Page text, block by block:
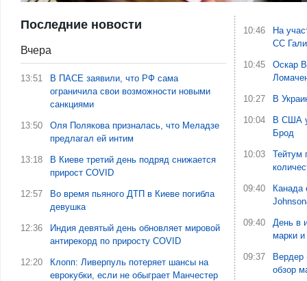
Последние новости
Вчера
13:51
В ПАСЕ заявили, что РФ сама
ограничила свои возможности новыми
санкциями
13:50
Оля Полякова призналась, что Меладзе
предлагал ей интим
13:18
В Киеве третий день подряд снижается
прирост COVID
12:57
Во время пьяного ДТП в Киеве погибла
девушка
12:36
Индия девятый день обновляет мировой
антирекорд по приросту COVID
12:20
Клопп: Ливерпуль потеряет шансы на
еврокубки, если не обыграет Манчестер
10:46
На
СС
10:45
Оскар
10:27 В
10:04
В США
Брод
10:03
Тейтум
09:40
Канада
09:40
День в
марки и
09:37
Вердер
обзор